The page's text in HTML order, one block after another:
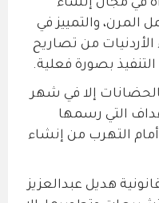
في مجال إنشاء
المرن، والتمييز في
الأردنيات من تصاريح
بصورة فعلية.
إلا في شهر
للأهداف التي رسمها
أمام التهرب من إنشاء
هديل عبدالعزيز